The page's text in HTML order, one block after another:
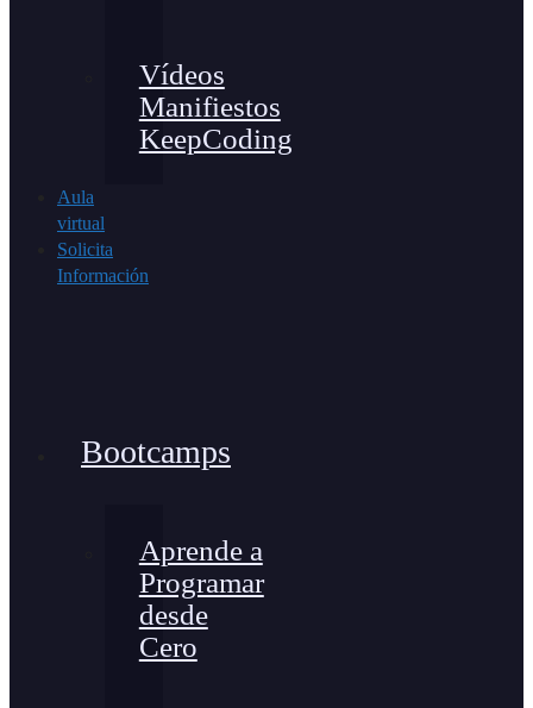
Vídeos
Manifiestos
KeepCoding
Aula
virtual
Solicita
Información
Bootcamps
Aprende a
Programar
desde
Cero